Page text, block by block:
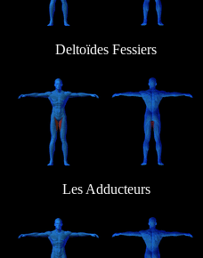
Deltoïdes Fessiers
Les Adducteurs